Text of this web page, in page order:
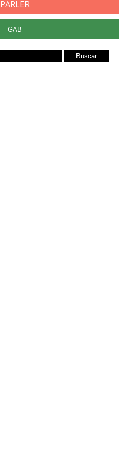
PARLER
GAB